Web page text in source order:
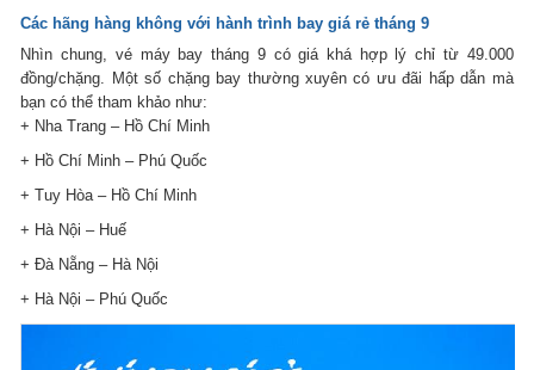
Các hãng hàng không với hành trình bay giá rẻ tháng 9
Nhìn chung, vé máy bay tháng 9 có giá khá hợp lý chỉ từ 49.000
đồng/chặng. Một số chặng bay thường xuyên có ưu đãi hấp dẫn mà
bạn có thể tham khảo như:
+ Nha Trang – Hồ Chí Minh
+ Hồ Chí Minh – Phú Quốc
+ Tuy Hòa – Hồ Chí Minh
+ Hà Nội – Huế
+ Đà Nẵng – Hà Nội
+ Hà Nội – Phú Quốc